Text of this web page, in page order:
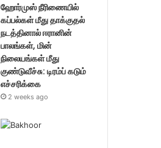
ஹோர்முஸ் நீரிணையில்
கப்பல்கள் மீது தாக்குதல்
நடத்தினால் ஈரானின்
பாலங்கள், மின்
நிலையங்கள் மீது
குண்டுவீச்சு: டிரம்ப் கடும்
எச்சரிக்கை
2 weeks ago